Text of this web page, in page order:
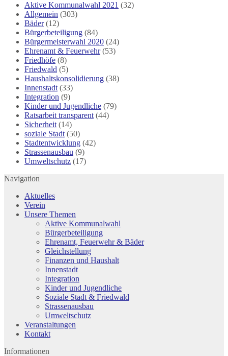
Aktive Kommunalwahl 2021 (32)
Allgemein (303)
Bäder(12)
Bürgerbeteiligung (84)
Bürgermeisterwahl 2020 (24)
Ehrenamt & Feuerwehr(53)
Friedhöfe (8)
Friedwald (5)
Haushaltskonsolidierung (38)
Innenstadt (33)
Integration (9)
Kinder und Jugendliche (79)
Ratsarbeit transparent (44)
Sicherheit (14)
soziale Stadt (50)
Stadtentwicklung (42)
Strassenausbau (9)
Umweltschutz (17)
Navigation
Aktuelles
Verein
Unsere Themen
Aktive Kommunalwahl
Bürgerbeteiligung
Ehrenamt, Feuerwehr & Bäder
Gleichstellung
Finanzen und Haushalt
Innenstadt
Integration
Kinder und Jugendliche
Soziale Stadt & Friedwald
Strassenausbau
Umweltschutz
Veranstaltungen
Kontakt
Informationen